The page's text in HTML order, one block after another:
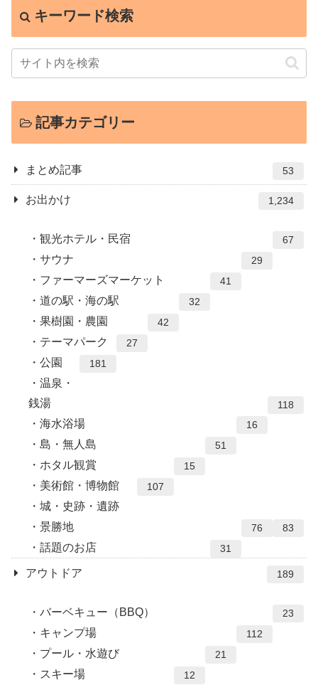
キーワード検索
記事カテゴリー
まとめ記事 53
お出かけ 1,234
観光ホテル・民宿 67
サウナ 29
ファーマーズマーケット 41
道の駅・海の駅 32
果樹園・農園 42
テーマパーク 27
公園 181
温泉・
銭湯
118
海水浴場 16
島・無人島 51
ホタル観賞 15
美術館・博物館 107
城・史跡・遺跡
83
景勝地 76
話題のお店 31
アウトドア 189
バーベキュー（BBQ） 23
キャンプ場 112
プール・水遊び 21
スキー場 12